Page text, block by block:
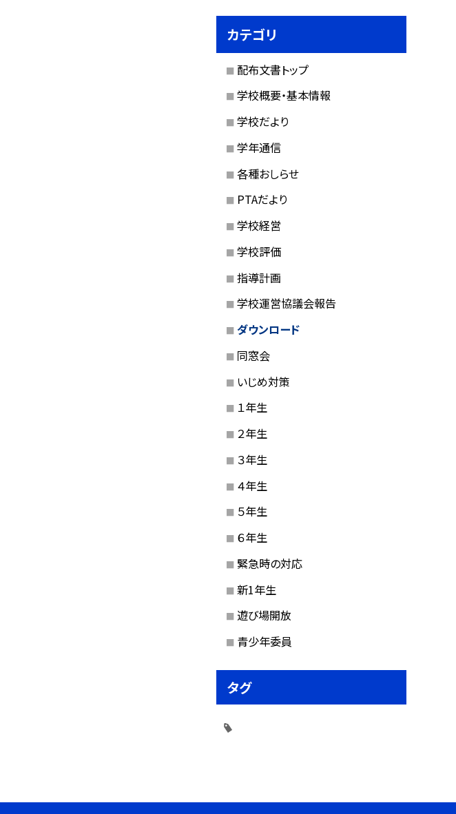
カテゴリ
配布文書トップ
学校概要・基本情報
学校だより
学年通信
各種おしらせ
PTAだより
学校経営
学校評価
指導計画
学校運営協議会報告
ダウンロード
同窓会
いじめ対策
１年生
２年生
３年生
４年生
５年生
６年生
緊急時の対応
新1年生
遊び場開放
青少年委員
タグ